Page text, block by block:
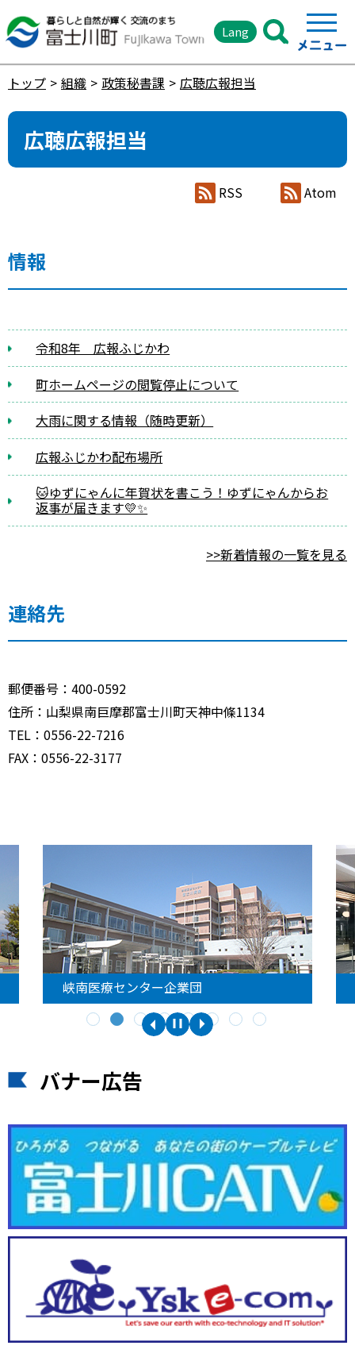
Lang
トップ 組織 政策秘書課 広聴広報担当
広聴広報担当
RSS Atom
情報
令和8年 広報ふじかわ
町ホームページの閲覧停止について
大雨に関する情報（随時更新）
広報ふじかわ配布場所
🐱ゆずにゃんに年賀状を書こう！ゆずにゃんからお
返事が届きます💛✨
>>新着情報の一覧を見る
連絡先
郵便番号：400-0592
住所：山梨県南巨摩郡富士川町天神中條1134
TEL：0556-22-7216
FAX：0556-22-3177
峡南医療センター企業団
バナー広告